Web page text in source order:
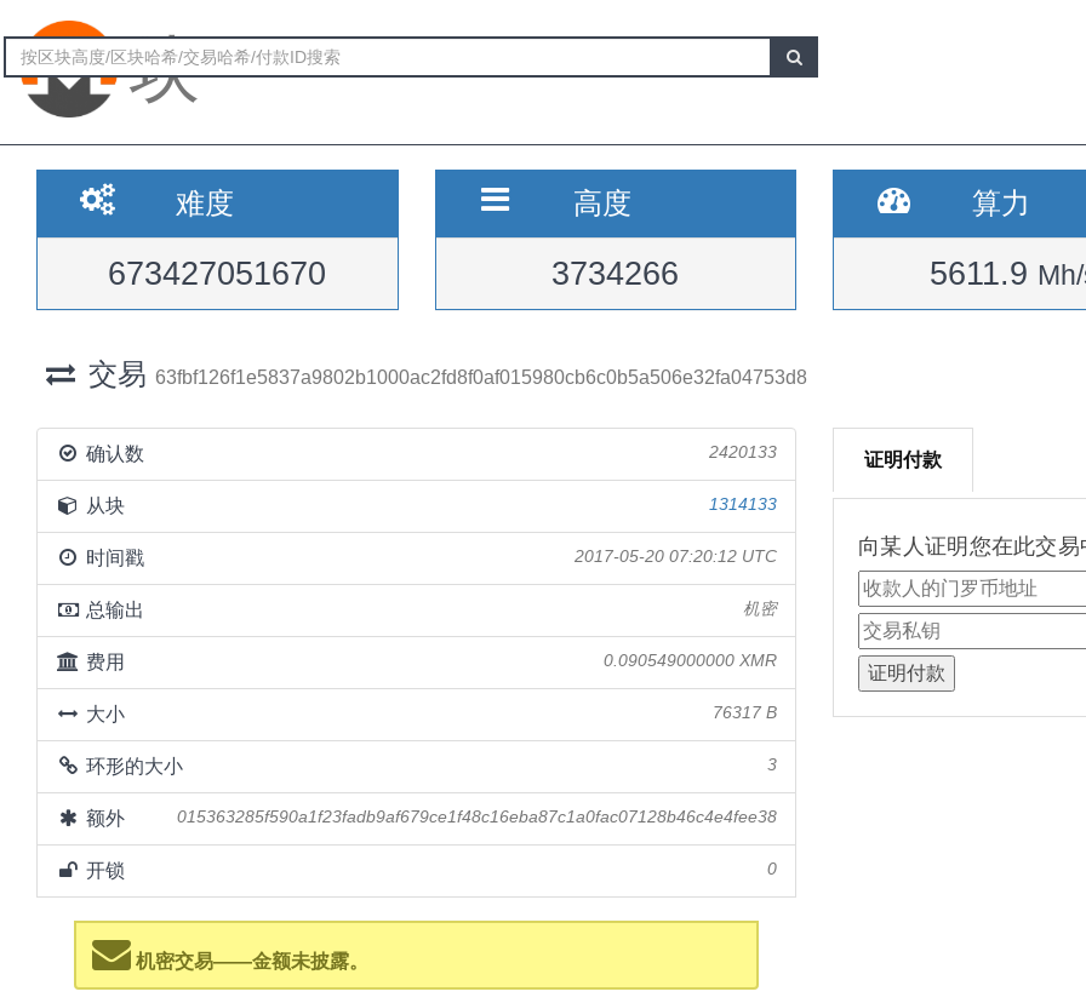
块
难度
673427051670
高度
3734266
算力
5611.9
交易 63fbf126f1e5837a9802b1000ac2fd8f0af015980cb6c0b5a506e32fa04753d8
确认数 2420133
从块 1314133
时间戳 2017-05-20 07:20:12 UTC
总输出 机密
费用 0.090549000000 XMR
大小 76317 B
环形的大小 3
额外 015363285f590a1f23fadb9af679ce1f48c16eba87c1a0fac07128b46c4e4fee38
开锁 0
机密交易——金额未披露。
证明付款
向某人证明您在此交